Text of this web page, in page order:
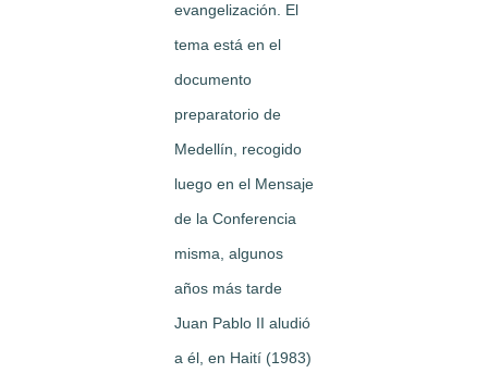
evangelización. El
tema está en el
documento
preparatorio de
Medellín, recogido
luego en el Mensaje
de la Conferencia
misma, algunos
años más tarde
Juan Pablo II aludió
a él, en Haití (1983)